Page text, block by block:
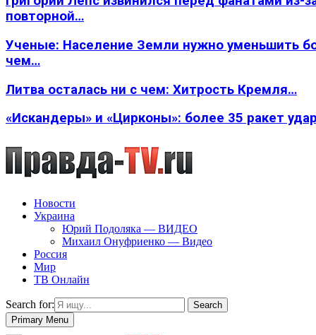
повторной…
Ученые: Население Земли нужно уменьшить
чем…
Литва осталась ни с чем: Хитрость Кремля…
«Искандеры» и «Цирконы»: более 35 ракет
Новости
Украина
Юрий Подоляка — ВИДЕО
Михаил Онуфриенко — Видео
Россия
Мир
ТВ Онлайн
Search for:
Search
Primary Menu